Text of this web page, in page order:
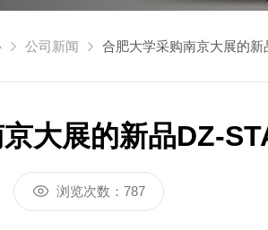
公司新闻 合肥大学采购南京大展的
大展的新品DZ-
浏览次数：787